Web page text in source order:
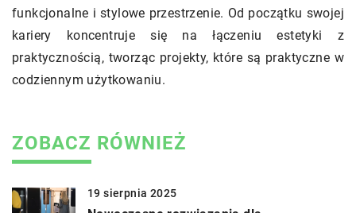
funkcjonalne i stylowe przestrzenie. Od początku swojej
kariery koncentruje się na łączeniu estetyki z
praktycznością, tworząc projekty, które są praktyczne w
codziennym użytkowaniu.
ZOBACZ RÓWNIEŻ
19 sierpnia 2025